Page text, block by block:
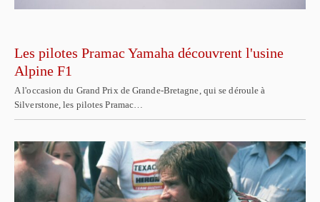
Les pilotes Pramac Yamaha découvrent l'usine
Alpine F1
A l'occasion du Grand Prix de Grande-Bretagne, qui se déroule à
Silverstone, les pilotes Pramac…